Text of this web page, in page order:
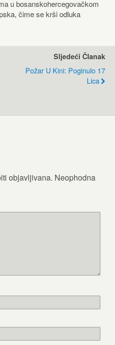
u bosanskohercegovačkom
čime se krši odluka
Sljedeći Članak
Požar U Kini: Poginulo 17
Lica
objavljivana. Neophodna